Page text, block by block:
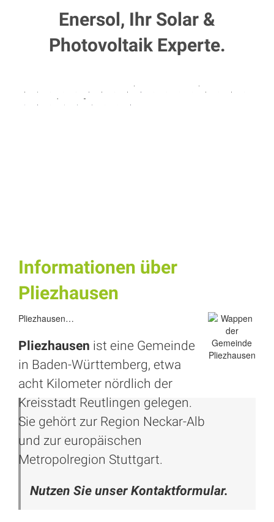
Enersol, Ihr Solar &
Photovoltaik Experte.
Informationen über
Pliezhausen
Pliezhausen…
Pliezhausen ist eine Gemeinde
in Baden-Württemberg, etwa
acht Kilometer nördlich der
Kreisstadt Reutlingen gelegen.
Sie gehört zur Region Neckar-Alb
und zur europäischen
Metropolregion Stuttgart.
Nutzen Sie unser Kontaktformular.